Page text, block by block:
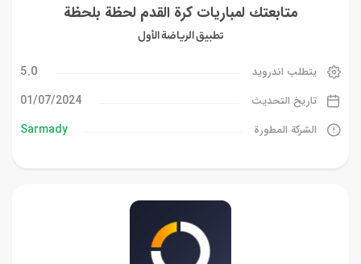
متابعتك لمباريات كرة القدم لحظة بلحظة
تطبيق الرياضة الأول
يتطلب اندرويد 5.0
تاريخ التحديث 01/07/2024
الشركة المطورة Sarmady